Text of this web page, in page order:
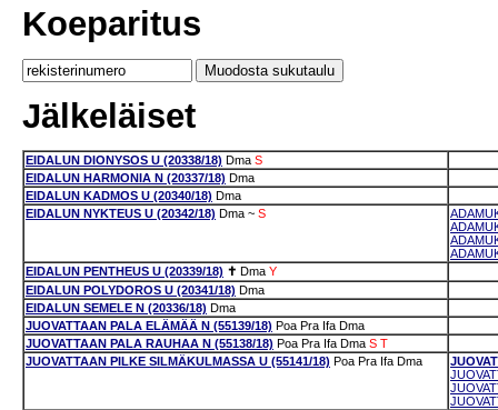
Koeparitus
Jälkeläiset
EIDALUN DIONYSOS U (20338/18) Dma S
EIDALUN HARMONIA N (20337/18) Dma
EIDALUN KADMOS U (20340/18) Dma
EIDALUN NYKTEUS U (20342/18) Dma ~ S
EIDALUN PENTHEUS U (20339/18) ✝ Dma Y
EIDALUN POLYDOROS U (20341/18) Dma
EIDALUN SEMELE N (20336/18) Dma
JUOVATTAAN PALA ELÄMÄÄ N (55139/18) Poa Pra Ifa Dma
JUOVATTAAN PALA RAUHAA N (55138/18) Poa Pra Ifa Dma S T
JUOVATTAAN PILKE SILMÄKULMASSA U (55141/18) Poa Pra Ifa Dma